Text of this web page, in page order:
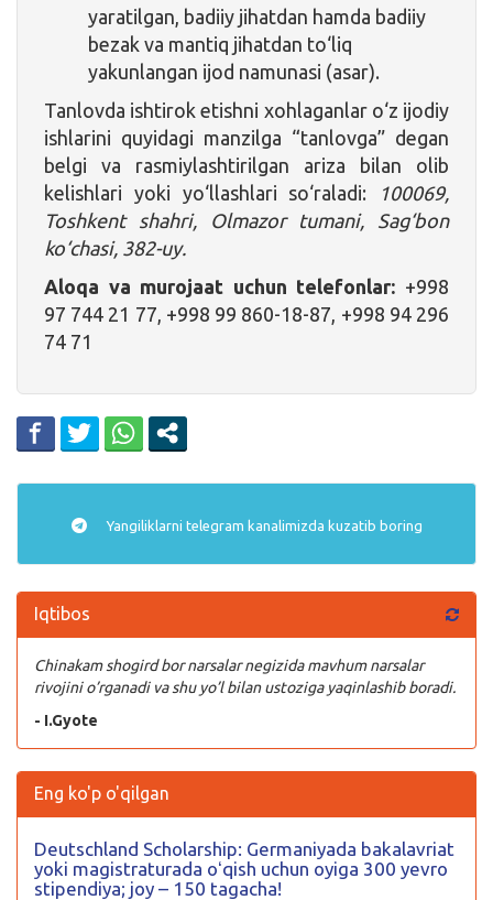
yaratilgan, badiiy jihatdan hamda badiiy
bezak va mantiq jihatdan to‘liq
yakunlangan ijod namunasi (asar).
Tanlovda ishtirok etishni xohlaganlar o‘z ijodiy
ishlarini quyidagi manzilga “tanlovga” degan
belgi va rasmiylashtirilgan ariza bilan olib
kelishlari yoki yo‘llashlari so‘raladi: 100069,
Toshkent shahri, Olmazor tumani, Sag‘bon
ko‘chasi, 382-uy.
Aloqa va murojaat uchun telefonlar: +998
97 744 21 77, +998 99 860-18-87, +998 94 296
74 71
Yangiliklarni telegram kanalimizda kuzatib boring
Iqtibos
Chinakam shogird bor narsalar negizida mavhum narsalar
rivojini o’rganadi va shu yo’l bilan ustoziga yaqinlashib boradi.
- I.Gyote
Eng ko'p o'qilgan
Deutschland Scholarship: Germaniyada bakalavriat
yoki magistraturada oʻqish uchun oyiga 300 yevro
stipendiya; joy – 150 tagacha!